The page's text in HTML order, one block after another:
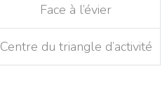
Face à l’évier
Centre du triangle d’activité